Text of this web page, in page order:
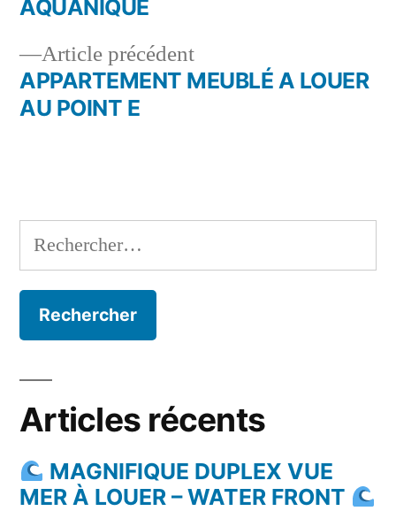
Article précédentArticle
précédent :
APPARTEMENT MEUBLÉ A LOUER
AU POINT E
AQUANIQUE
Rechercher :
Articles récents
MAGNIFIQUE DUPLEX VUE
MER À LOUER – WATER FRONT